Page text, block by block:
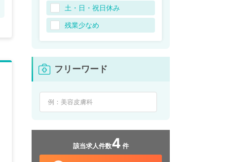
土・日・祝日休み
残業少なめ
フリーワード
該当求人件数4 件